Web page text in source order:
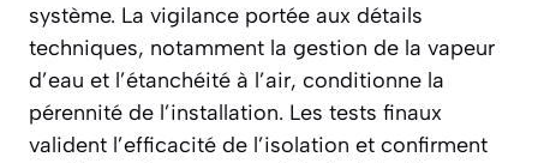
système. La vigilance portée aux détails
techniques, notamment la gestion de la vapeur
d’eau et l’étanchéité à l’air, conditionne la
pérennité de l’installation. Les tests finaux
valident l’efficacité de l’isolation et confirment